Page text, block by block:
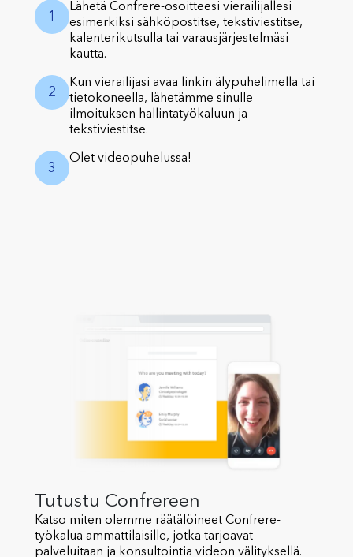
1
Lähetä Confrere-osoitteesi vierailijallesi
esimerkiksi sähköpostitse, tekstiviestitse,
kalenterikutsulla tai varausjärjestelmäsi
kautta.
2
Kun vierailijasi avaa linkin älypuhelimella tai
tietokoneella, lähetämme sinulle
ilmoituksen hallintatyökaluun ja
tekstiviestitse.
3
Olet videopuhelussa!
Tutustu Confrereen
Katso miten olemme räätälöineet Confrere-
työkalua ammattilaisille, jotka tarjoavat
palveluitaan ja konsultointia videon välityksellä.